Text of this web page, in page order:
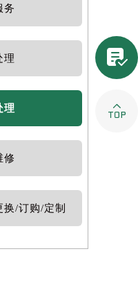
务
理
理
修
/订购/定制

